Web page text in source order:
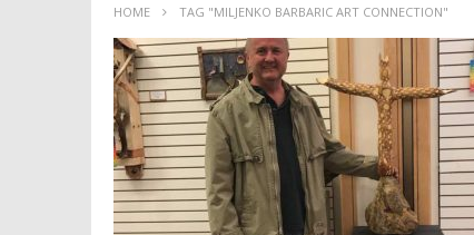
HOME TAG "MILJENKO BARBARIC ART CONNECTION"